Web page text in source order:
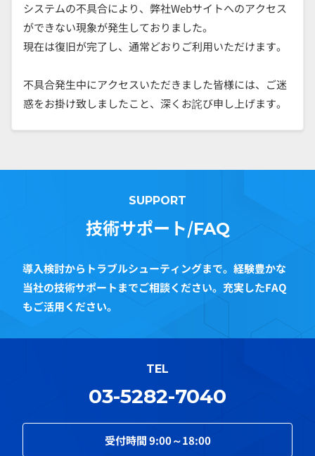
システムの不具合により、弊社Webサイトへのアクセス
ができない現象が発生しておりました。
現在は復旧が完了し、通常どおりご利用いただけます。
不具合発生中にアクセスいただきました皆様には、ご迷
惑をお掛け致しましたこと、深くお詫び申し上げます。
SUPPORT
技術サポート/FAQ
導入検討からトラブルシューティングまで。経験豊かな
当社の技術サポートまでご相談ください。充実したFAQ
もご活用ください。
TEL
03-5282-7040
受付時間9:00～18:00